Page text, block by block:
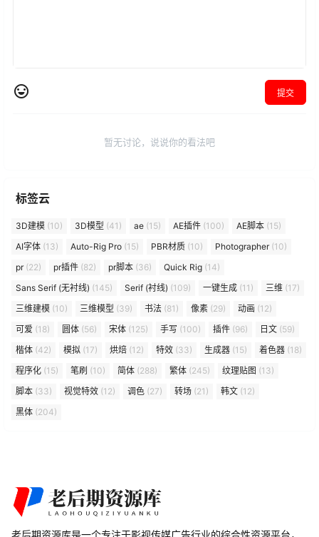
提交
暂无讨论，说说你的看法吧
标签云
3D建模 (10) 3D模型 (41) ae (15) AE插件 (100) AE脚本 (15)
AI字体 (13) Auto-Rig Pro (15) PBR材质 (10) Photographer(10)
pr(22) pr插件 (82) pr脚本 (36) Quick Rig (14)
Sans Serif (无衬线) (145) Serif (衬线) (109) 一键生成 (11) 三维 (17)
三维建模 (10) 三维模型 (39) 书法 (81) 像素 (29) 动画 (12)
可爱 (18) 圆体 (56) 宋体 (125) 手写 (100) 插件 (96) 日文 (59)
楷体 (42) 模拟 (17) 烘焙 (12) 特效 (33) 生成器 (15) 着色器 (18)
程序化 (15) 笔刷 (10) 简体 (288) 繁体 (245) 纹理贴图 (13)
脚本 (33) 视觉特效 (12) 调色 (27) 转场 (21) 韩文 (12)
黑体 (204)
老后期资源库是一个专注于影视传媒广告行业的综合性资源平台，